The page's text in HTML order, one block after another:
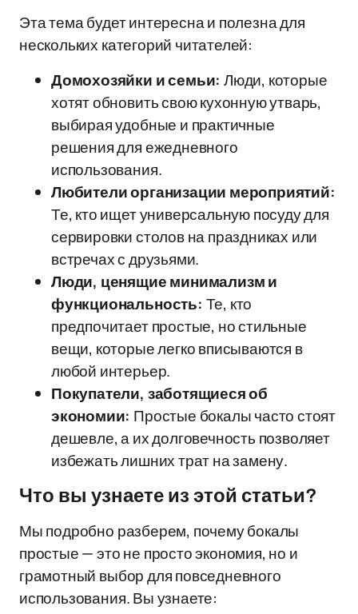
Эта тема будет интересна и полезна для
нескольких категорий читателей:
Домохозяйки и семьи: Люди, которые
хотят обновить свою кухонную утварь,
выбирая удобные и практичные
решения для ежедневного
использования.
Любители организации мероприятий:
Те, кто ищет универсальную посуду для
сервировки столов на праздниках или
встречах с друзьями.
Люди, ценящие минимализм и
функциональность: Те, кто
предпочитает простые, но стильные
вещи, которые легко вписываются в
любой интерьер.
Покупатели, заботящиеся об
экономии: Простые бокалы часто стоят
дешевле, а их долговечность позволяет
избежать лишних трат на замену.
Что вы узнаете из этой статьи?
Мы подробно разберем, почему бокалы
простые — это не просто экономия, но и
грамотный выбор для повседневного
использования. Вы узнаете: